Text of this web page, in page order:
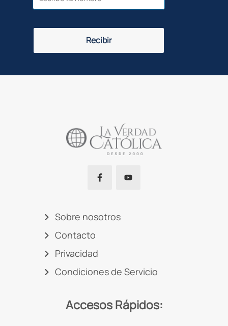
Recibir
Sobre nosotros
Contacto
Privacidad
Condiciones de Servicio
Accesos Rápidos: